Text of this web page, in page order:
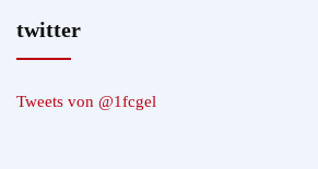
twitter
Tweets von @1fcgel